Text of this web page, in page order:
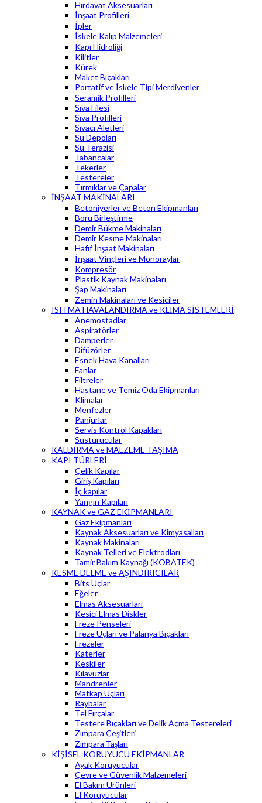
Hırdavat Aksesuarları
İnşaat Profilleri
İpler
İskele Kalıp Malzemeleri
Kapı Hidroliği
Kilitler
Kürek
Maket Bıçakları
Portatif ve İskele Tipi Merdivenler
Seramik Profilleri
Sıva Filesi
Sıva Profilleri
Sıvacı Aletleri
Su Depoları
Su Terazisi
Tabancalar
Tekerler
Testereler
Tırmıklar ve Çapalar
İNŞAAT MAKİNALARI
Betoniyerler ve Beton Ekipmanları
Boru Birleştirme
Demir Bükme Makinaları
Demir Kesme Makinaları
Hafif İnşaat Makinaları
İnşaat Vinçleri ve Monoraylar
Kompresör
Plastik Kaynak Makinaları
Şap Makinaları
Zemin Makinaları ve Kesiciler
ISITMA HAVALANDIRMA ve KLİMA SİSTEMLERİ
Anemostadlar
Aspiratörler
Damperler
Difüzörler
Esnek Hava Kanalları
Fanlar
Filtreler
Hastane ve Temiz Oda Ekipmanları
Klimalar
Menfezler
Panjurlar
Servis Kontrol Kapakları
Susturucular
KALDIRMA ve MALZEME TAŞIMA
KAPI TÜRLERİ
Çelik Kapılar
Giriş Kapıları
İç kapılar
Yangın Kapıları
KAYNAK ve GAZ EKİPMANLARI
Gaz Ekipmanları
Kaynak Aksesuarları ve Kimyasalları
Kaynak Makinaları
Kaynak Telleri ve Elektrodları
Tamir Bakım Kaynağı (KOBATEK)
KESME DELME ve AŞINDIRICILAR
Bits Uçlar
Eğeler
Elmas Aksesuarları
Kesici Elmas Diskler
Freze Penseleri
Freze Uçları ve Palanya Bıçakları
Frezeler
Katerler
Keskiler
Kılavuzlar
Mandrenler
Matkap Uçları
Raybalar
Tel Fırçalar
Testere Bıçakları ve Delik Açma Testereleri
Zımpara Çeşitleri
Zımpara Taşları
KİŞİSEL KORUYUCU EKİPMANLAR
Ayak Koruyucular
Çevre ve Güvenlik Malzemeleri
El Bakım Ürünleri
El Koruyucular